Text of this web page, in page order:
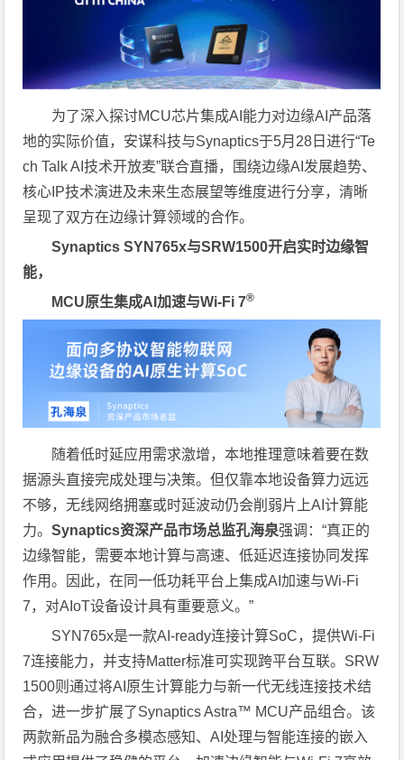
为了深入探讨MCU芯片集成AI能力对边缘AI产品落
地的实际价值，安谋科技与Synaptics于5月28日进行“Te
ch Talk AI技术开放麦”联合直播，围绕边缘AI发展趋势、
核心IP技术演进及未来生态展望等维度进行分享，清晰
呈现了双方在边缘计算领域的合作。
Synaptics SYN765x与SRW1500开启实时边缘智
能，
MCU原生集成AI加速与Wi-Fi 7®
随着低时延应用需求激增，本地推理意味着要在数
据源头直接完成处理与决策。但仅靠本地设备算力远远
不够，无线网络拥塞或时延波动仍会削弱片上AI计算能
力。Synaptics资深产品市场总监孔海泉强调：“真正的
边缘智能，需要本地计算与高速、低延迟连接协同发挥
作用。因此，在同一低功耗平台上集成AI加速与Wi-Fi
7，对AIoT设备设计具有重要意义。”
SYN765x是一款AI-ready连接计算SoC，提供Wi-Fi
7连接能力，并支持Matter标准可实现跨平台互联。SRW
1500则通过将AI原生计算能力与新一代无线连接技术结
合，进一步扩展了Synaptics Astra™ MCU产品组合。该
两款新品为融合多模态感知、AI处理与智能连接的嵌入